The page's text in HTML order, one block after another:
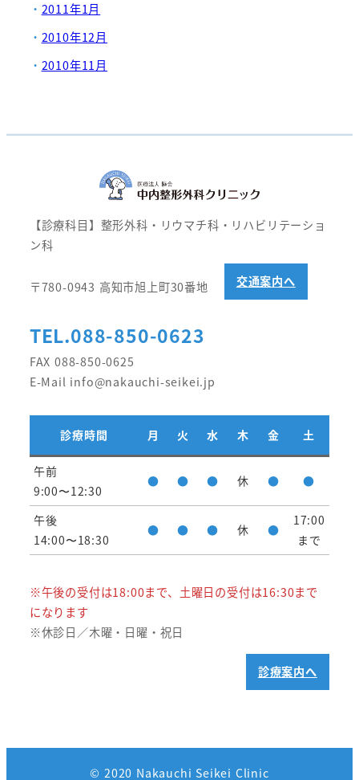
2011年1月
2010年12月
2010年11月
【診療科目】整形外科・リウマチ科・リハビリテーショ
ン科
〒780-0943 高知市旭上町30番地 交通案内へ
TEL.088-850-0623
FAX 088-850-0625
E-Mail info@nakauchi-seikei.jp
診療時間 月 火 水 木 金 土
午前
9:00〜12:30
● ● ● 休 ● ●
午後
14:00〜18:30
● ● ● 休 ●
17:00
まで
※午後の受付は18:00まで、土曜日の受付は16:30まで
になります
※休診日／木曜・日曜・祝日
診療案内へ
© 2020 Nakauchi Seikei Clinic